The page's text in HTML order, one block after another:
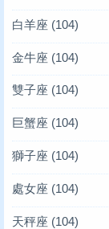
白羊座 (104)
金牛座 (104)
雙子座 (104)
巨蟹座 (104)
獅子座 (104)
處女座 (104)
天秤座 (104)